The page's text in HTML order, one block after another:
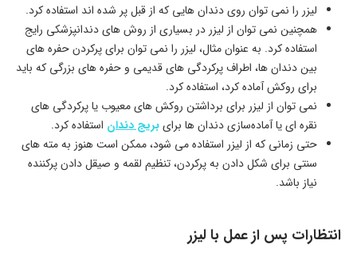
لیزر را نمی‌ توان روی دندان‌ هایی که از قبل پر شده‌ اند استفاده کرد.
همچنین نمی‌ توان از لیزر در بسیاری از روش‌ های دندانپزشکی رایج
استفاده کرد. به‌ عنوان‌ مثال، لیزر را نمی‌ توان برای پرکردن حفره‌ های
بین دندان‌ ها، اطراف پرکردگی‌ های قدیمی و حفره‌ های بزرگی که باید
برای روکش آماده کرد، استفاده کرد.
نمی‌ توان از لیزر برای برداشتن روکش‌ های معیوب یا پرکردگی‌ های
نقره‌ ای یا آماده‌سازی دندان‌ ها برایبریج‌ دندان استفاده کرد.
حتی زمانی که از لیزر استفاده می‌ شود، ممکن است هنوز به مته‌ های
سنتی برای شکل‌ دادن به پرکردن، تنظیم لقمه و صیقل دادن پرکننده
نیاز باشد.
انتظارات پس از عمل با لیزر